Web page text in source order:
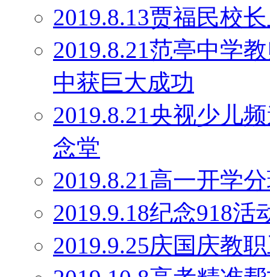
2019.8.13贾福民校
2019.8.21范亭中学
中获巨大成功
2019.8.21央视少儿
念堂
2019.8.21高一开学
2019.9.18纪念918活
2019.9.25庆国庆教